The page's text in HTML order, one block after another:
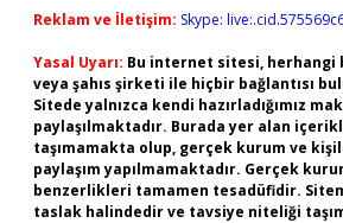
Reklam ve İletişim: Skype:
Yasal Uyarı: Bu internet sitesi, herhangi
veya şahıs şirketi ile hiçbir bağlantısı
Sitede yalnızca kendi hazırladığımız
paylaşılmaktadır. Burada yer alan
taşımamakta olup, gerçek kurum ve
paylaşım yapılmamaktadır. Gerçek
benzerlikleri tamamen tesadüfidir.
taslak halindedir ve tavsiye niteliği